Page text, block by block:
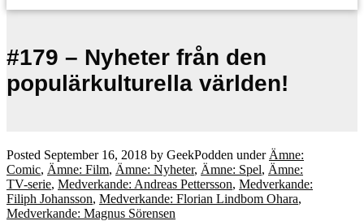
#179 – Nyheter från den
populärkulturella världen!
Posted September 16, 2018 by GeekPodden under Ämne:
Comic, Ämne: Film, Ämne: Nyheter, Ämne: Spel, Ämne:
TV-serie, Medverkande: Andreas Pettersson, Medverkande:
Filiph Johansson, Medverkande: Florian Lindbom Ohara,
Medverkande: Magnus Sörensen